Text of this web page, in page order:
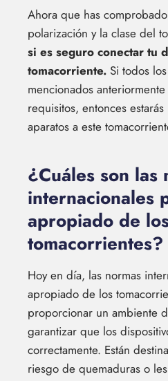
Ahora que has
polarización y la clase del
si es seguro conectar tu
tomacorriente. Si todos
mencionados
requisitos, entonces
aparatos a este
¿Cuáles son las
internacionales
apropiado de
tomacorrientes?
Hoy en día, las normas
apropiado de los
proporcionar un ambiente
garantizar que los
correctamente. Están
riesgo de quemaduras o